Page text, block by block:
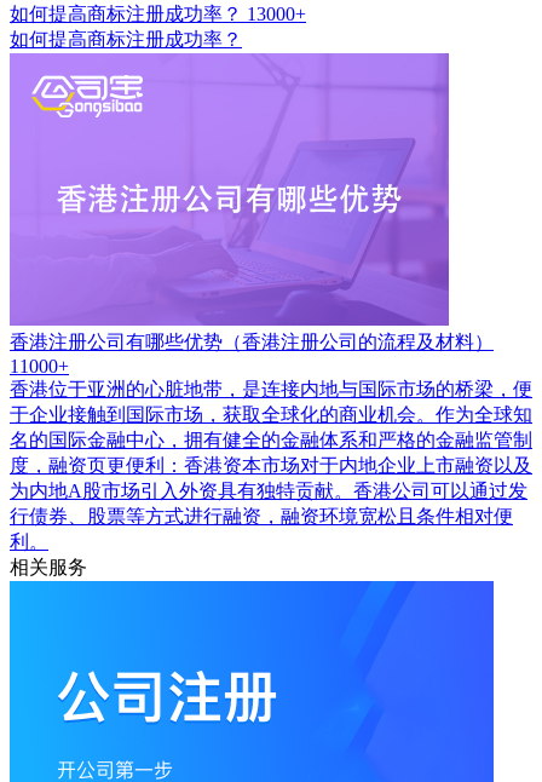
如何提高商标注册成功率？ 13000+
如何提高商标注册成功率？
香港注册公司有哪些优势（香港注册公司的流程及材料）
11000+
香港位于亚洲的心脏地带，是连接内地与国际市场的桥梁，便
于企业接触到国际市场，获取全球化的商业机会。作为全球知
名的国际金融中心，拥有健全的金融体系和严格的金融监管制
度，融资页更便利：香港资本市场对于内地企业上市融资以及
为内地A股市场引入外资具有独特贡献。香港公司可以通过发
行债券、股票等方式进行融资，融资环境宽松且条件相对便
利。
相关服务